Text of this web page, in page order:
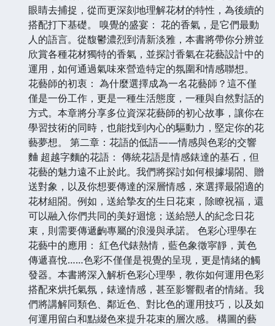
眼睛去捕捉，從而更深刻地理解花材的特性，為後續的
搭配打下基礎。 嗅覺的盛宴： 花的香氣，是它們最動
人的語言。從馥鬱濃烈到清新淡雅，本書將帶你分辨並
欣賞各種花材獨特的香氣，並探討香氣在花藝設計中的
運用，如何通過氣味來營造特定的氛圍和情感聯想。
花藝師的初衷： 為什麼選擇成為一名花藝師？這不僅
僅是一份工作，更是一種生活態度，一種與自然對話的
方式。本章將分享多位資深花藝師的初心故事，讓你在
學習技術的同時，也能找到內心的驅動力，堅定你的花
藝夢想。 第二章：花語的低語——情感與色彩的交響
麯 超越字麵的花語： 傳統花語是情感錶達的基石，但
花藝的魅力遠不止於此。我們將探討如何根據場閤、贈
送對象，以及你想要傳達的深層情感，來選擇最閤適的
花材組閤。例如，送給摯友的生日花束，除瞭祝福，還
可以融入你們共同的美好迴憶；送給戀人的紀念日花
束，則需要傳遞齣專屬的浪漫與承諾。 色彩心理學在
花藝中的應用： 紅色代錶熱情，藍色象徵寜靜，黃色
傳遞喜悅……色彩不僅僅是視覺的呈現，更是情緒的觸
發器。本書將深入解析色彩心理學，教你如何運用色彩
搭配來烘托氣氛，錶達情感，甚至影響觀者的情緒。我
們將講解同類色、鄰近色、對比色的運用技巧，以及如
何運用留白和點綴色來提升花束的層次感。 構圖的藝